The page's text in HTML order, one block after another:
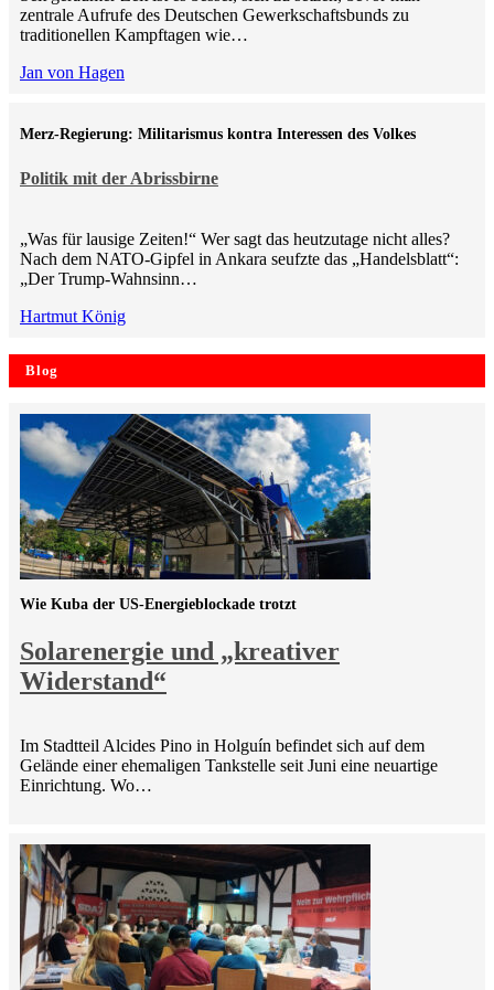
zentrale Aufrufe des Deutschen Gewerkschaftsbunds zu
traditionellen Kampftagen wie…
Jan von Hagen
Politik mit der Abrissbirne
Merz-Regierung: Militarismus kontra Inte­ressen des Volkes
„Was für lausige Zeiten!“ Wer sagt das heutzutage nicht alles?
Nach dem NATO-Gipfel in Ankara seufzte das „Handelsblatt“:
„Der Trump-Wahnsinn…
Hartmut König
Blog
Solarenergie und „kreativer
Widerstand“
Wie Kuba der US-Energieblockade trotzt
Im Stadtteil Alcides Pino in Holguín befindet sich auf dem
Gelände einer ehemaligen Tankstelle seit Juni eine neuartige
Einrichtung. Wo…